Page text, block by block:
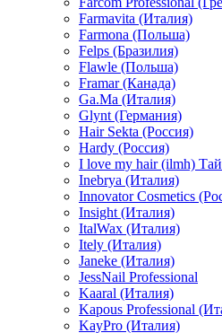
Farmavita (Италия)
Farmona (Польша)
Felps (Бразилия)
Flawle (Польша)
Framar (Канада)
Ga.Ma (Италия)
Glynt (Германия)
Hair Sekta (Россия)
Hardy (Россия)
I love my hair (ilmh)
Inebrya (Италия)
Innovator Cosmetics
Insight (Италия)
ItalWax (Италия)
Itely (Италия)
Janeke (Италия)
JessNail Professional
Kaaral (Италия)
Kapous Professional
KayPro (Италия)